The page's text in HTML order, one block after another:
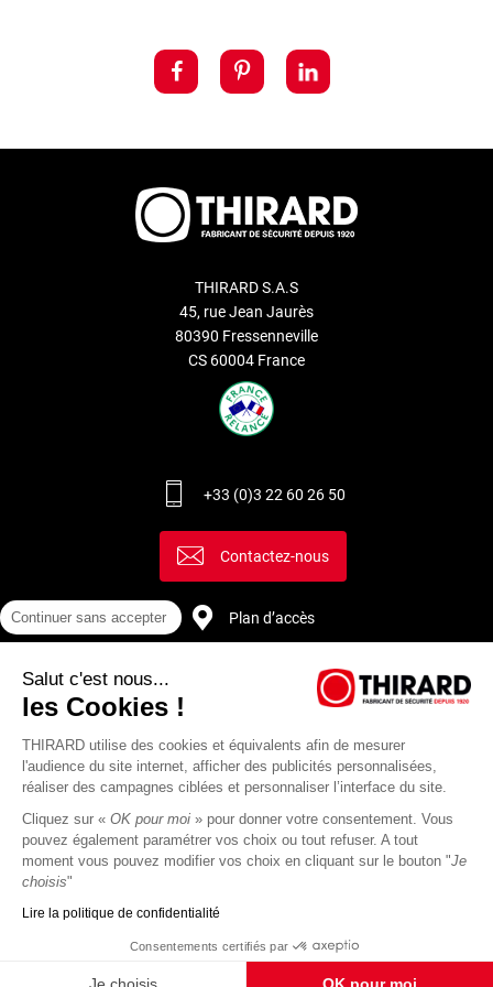
THIRARD S.A.S
45, rue Jean Jaurès
80390 Fressenneville
CS 60004 France
+33 (0)3 22 60 26 50
Contactez-nous
Plan d’accès
protection des
Thirard
de
Continuer sans accepter
Salut c'est nous...
les Cookies !
THIRARD utilise des cookies et équivalents afin de mesurer
l'audience du site internet, afficher des publicités personnalisées,
réaliser des campagnes ciblées et personnaliser l’interface du site.
Cliquez sur « OK pour moi » pour donner votre consentement. Vous
pouvez également paramétrer vos choix ou tout refuser. A tout
moment vous pouvez modifier vos choix en cliquant sur le bouton "Je
choisis"
Lire la politique de confidentialité
Consentements certifiés par